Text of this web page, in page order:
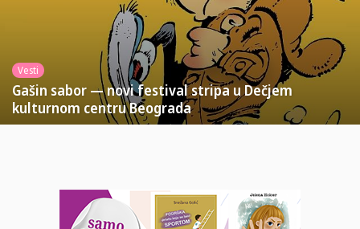
Vesti
Gašin sabor — novi festival stripa u Dečjem
kulturnom centru Beograda